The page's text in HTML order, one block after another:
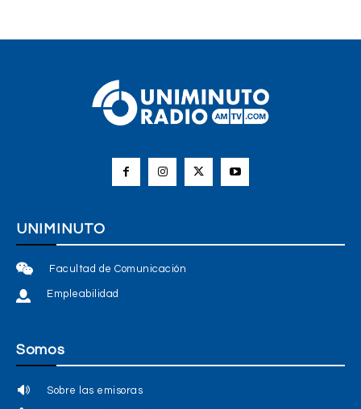
UNIMINUTO
Facultad de Comunicación
Empleabilidad
Somos
Sobre las emisoras